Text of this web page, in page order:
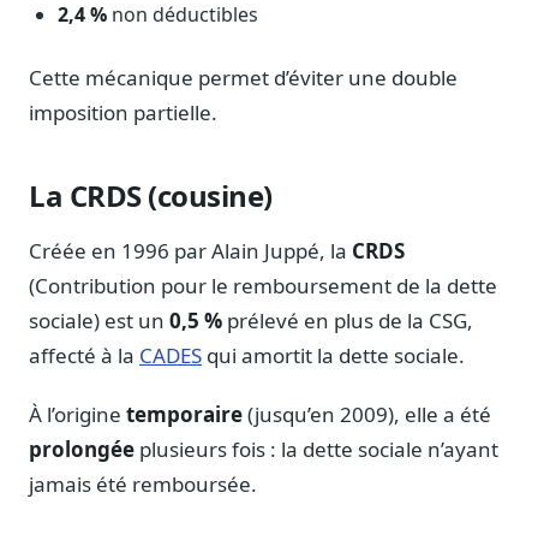
2,4 % non déductibles
Cette mécanique permet d’éviter une double
imposition partielle.
La CRDS (cousine)
Créée en 1996 par Alain Juppé, la CRDS
(Contribution pour le remboursement de la dette
sociale) est un 0,5 % prélevé en plus de la CSG,
affecté à la CADES qui amortit la dette sociale.
À l’origine temporaire(jusqu’en 2009), elle a été
prolongée plusieurs fois : la dette sociale n’ayant
jamais été remboursée.